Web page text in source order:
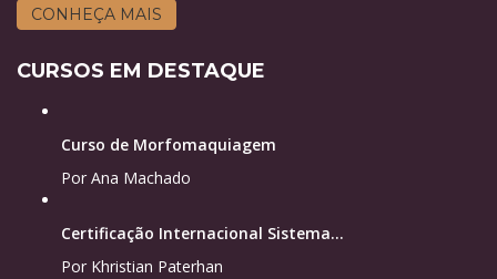
CONHEÇA MAIS
CURSOS EM DESTAQUE
Curso de Morfomaquiagem
Por Ana Machado
Certificação Internacional Sistema...
Por Khristian Paterhan